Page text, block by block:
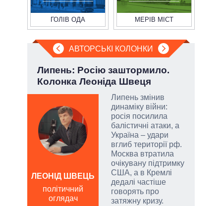
ГОЛІВ ОДА МЕРІВ МІСТ
АВТОРСЬКІ КОЛОНКИ
Липень: Росію заштормило.
Колонка Леоніда Швеця
Липень змінив
динаміку війни:
росія посилила
балістичні атаки, а
Україна – удари
вглиб території рф.
Москва втратила
очікувану підтримку
США, а в Кремлі
дедалі частіше
говорять про
затяжну кризу.
ЛЕОНІД ШВЕЦЬ
політичний
оглядач